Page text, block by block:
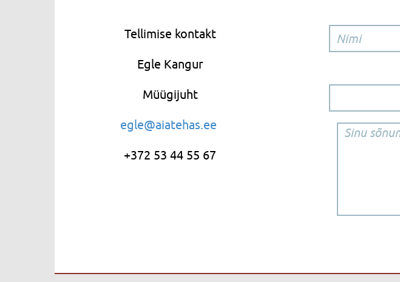
Tellimise kontakt
Egle Kangur
Müügijuht
egle@aiatehas.ee
+372 53 44 55 67